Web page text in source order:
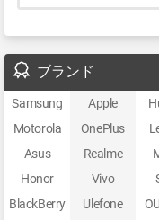
ブランド
Samsung Apple
Motorola
OnePlus
Asus
Realme
Honor
Vivo
BlackBerry
Ulefone